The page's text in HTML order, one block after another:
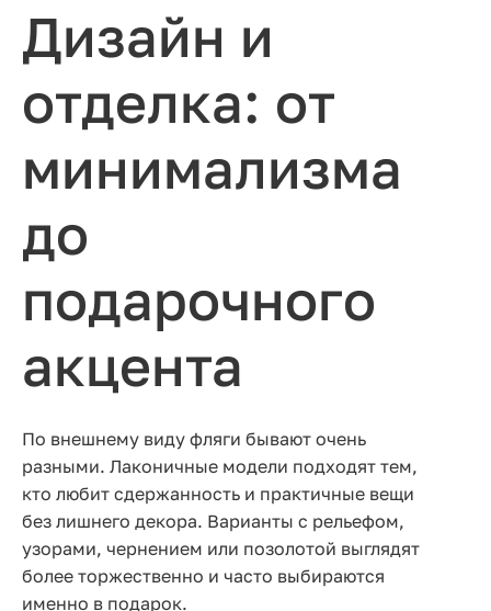
Дизайн и
отделка: от
минимализма
до
подарочного
акцента
По внешнему виду фляги бывают очень
разными. Лаконичные модели подходят тем,
кто любит сдержанность и практичные вещи
без лишнего декора. Варианты с рельефом,
узорами, чернением или позолотой выглядят
более торжественно и часто выбираются
именно в подарок.